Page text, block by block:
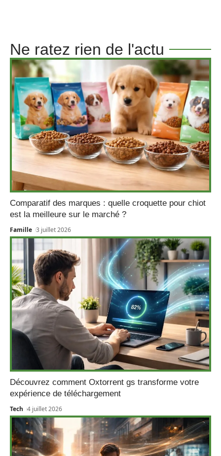
Ne ratez rien de l'actu
Comparatif des marques : quelle croquette pour chiot
est la meilleure sur le marché ?
Famille 3 juillet 2026
Découvrez comment Oxtorrent gs transforme votre
expérience de téléchargement
Tech 4 juillet 2026